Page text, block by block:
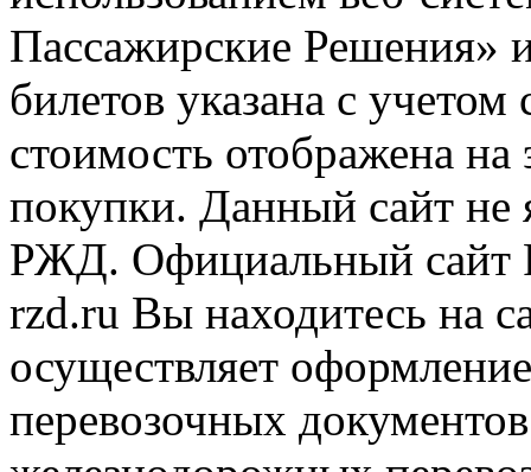
Пассажирские
билетов указана с
стоимость отображена
покупки. Данный сайт не
РЖД. Официальный сайт
rzd.ru Вы находитесь на
осуществляет
перевозочных